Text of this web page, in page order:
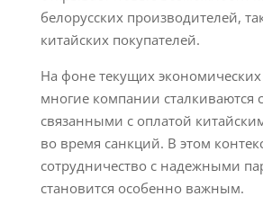
белорусских производителей,
китайских покупателей.
На фоне текущих
многие компании сталкиваются
связанными с оплатой
во время санкций. В этом
сотрудничество с надежными
становится особенно важным.